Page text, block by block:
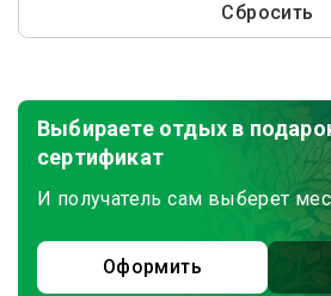
Сбросить
Выбираете отдых в
сертификат
И получатель сам выберет
Оформить